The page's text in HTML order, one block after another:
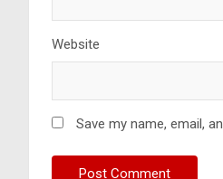
Website
Save my name, email,